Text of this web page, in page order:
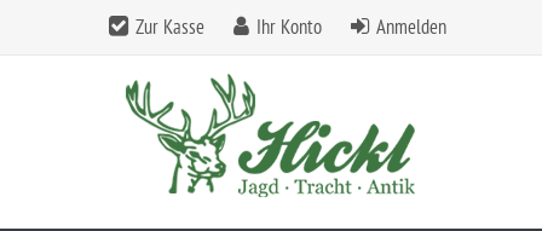
Zur Kasse Ihr Konto Anmelden